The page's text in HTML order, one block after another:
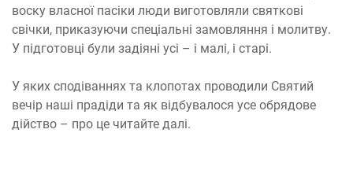
воску власної пасіки люди виготовляли святкові
свічки, приказуючи спеціальні замовляння і молитву.
У підготовці були задіяні усі – і малі, і старі.
У яких сподіваннях та клопотах проводили Святий
вечір наші прадіди та як відбувалося усе обрядове
дійство – про це читайте далі.